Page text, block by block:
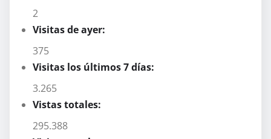
2
Visitas de ayer:
375
Visitas los últimos 7 días:
3.265
Vistas totales:
295.388